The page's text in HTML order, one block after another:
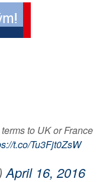
to UK or France
t.co/Tu3Fjt0ZsW
April 16, 2016